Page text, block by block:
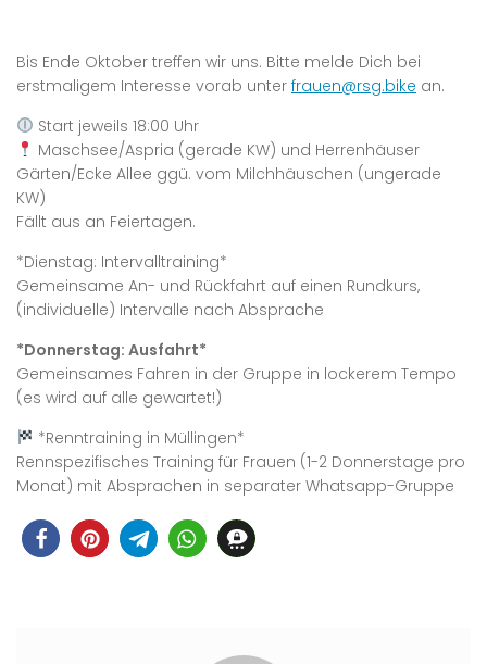
Bis Ende Oktober treffen wir uns. Bitte melde Dich bei
erstmaligem Interesse vorab unter frauen@rsg.bike an.
Start jeweils 18:00 Uhr
Maschsee/Aspria (gerade KW) und Herrenhäuser
Gärten/Ecke Allee ggü. vom Milchhäuschen (ungerade
KW)
Fällt aus an Feiertagen.
*Dienstag: Intervalltraining*
Gemeinsame An- und Rückfahrt auf einen Rundkurs,
(individuelle) Intervalle nach Absprache
*Donnerstag: Ausfahrt*
Gemeinsames Fahren in der Gruppe in lockerem Tempo
(es wird auf alle gewartet!)
*Renntraining in Müllingen*
Rennspezifisches Training für Frauen (1-2 Donnerstage pro
Monat) mit Absprachen in separater Whatsapp-Gruppe